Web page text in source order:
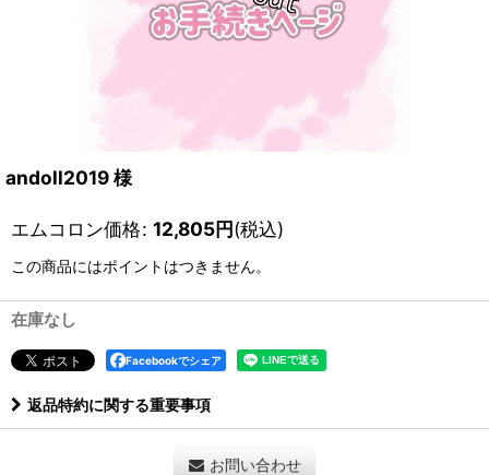
andoll2019 様
エムコロン価格: 12,805円(税込)
この商品にはポイントはつきません。
在庫なし
Facebookでシェア
返品特約に関する重要事項
お問い合わせ